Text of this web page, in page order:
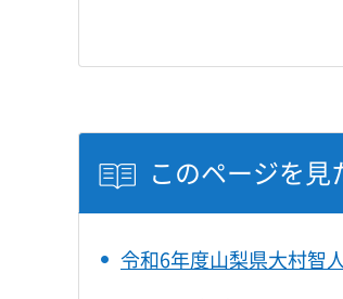
このページを
令和6年度山梨県大村智